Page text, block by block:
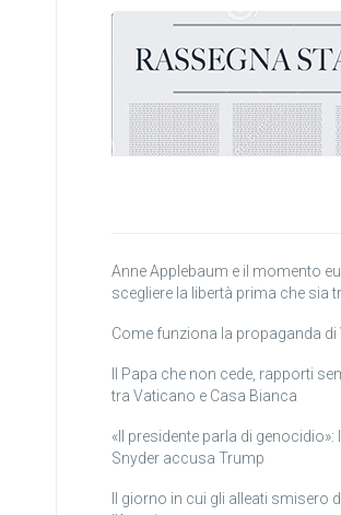
Anne Applebaum e il momento
scegliere la libertà prima che sia
Come funziona la propaganda di
Il Papa che non cede, rapporti
tra Vaticano e Casa Bianca
«Il presidente parla di
Snyder accusa Trump
Il giorno in cui gli alleati smisero